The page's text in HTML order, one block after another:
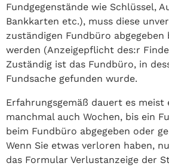
Fundgegenstände wie Schlüssel,
Bankkarten etc.), muss diese
zuständigen Fundbüro abgegeben
werden (Anzeigepflicht des:r
Zuständig ist das Fundbüro, in
Fundsache gefunden wurde.
Erfahrungsgemäß dauert es meist
manchmal auch Wochen, bis ein
beim Fundbüro abgegeben oder
Wenn Sie etwas verloren haben,
das Formular Verlustanzeige der